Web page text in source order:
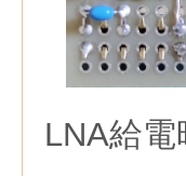
LNA給